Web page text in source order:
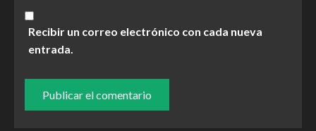
Recibir un correo electrónico con cada nueva
entrada.